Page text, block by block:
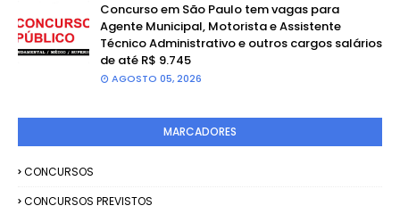
Concurso em São Paulo tem vagas para
Agente Municipal, Motorista e Assistente
Técnico Administrativo e outros cargos salários
de até R$ 9.745
AGOSTO 05, 2026
MARCADORES
CONCURSOS
CONCURSOS PREVISTOS